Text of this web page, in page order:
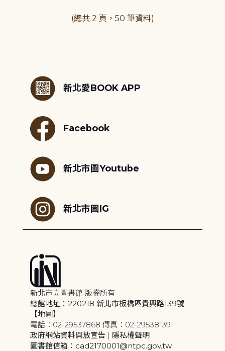
(總共 2 頁，50 筆資料)
新北愛BOOK APP
Facebook
新北市圖Youtube
新北市圖IG
新北市立圖書館 版權所有
總館地址：220218 新北市板橋區貴興路139號
【地圖】
電話：02-29537868 傳真：02-29538139
政府網站資料開放宣告 | 隱私權聲明
圖書館信箱：cad2170001@ntpc.gov.tw